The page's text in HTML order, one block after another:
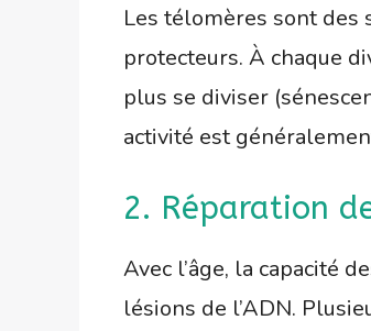
Les télomères sont des
protecteurs. À chaque
plus se diviser
activité est
2. Réparation
Avec l’âge, la capacité
lésions de l’ADN.